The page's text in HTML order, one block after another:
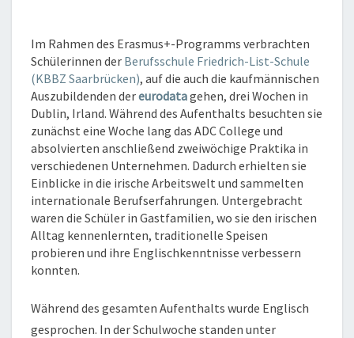
PROJEKT
IN
DUBLIN
TEIL
Im Rahmen des Erasmus+-Programms verbrachten
Schülerinnen der Berufsschule Friedrich-List-Schule
(KBBZ Saarbrücken), auf die auch die kaufmännischen
Auszubildenden dereurodatagehen, drei Wochen in
Dublin, Irland. Während des Aufenthalts besuchten sie
zunächst eine Woche lang das ADC College und
absolvierten anschließend zweiwöchige Praktika in
verschiedenen Unternehmen. Dadurch erhielten sie
Einblicke in die irische Arbeitswelt und sammelten
internationale Berufserfahrungen. Untergebracht
waren die Schüler in Gastfamilien, wo sie den irischen
Alltag kennenlernten, traditionelle Speisen
probieren und ihre Englischkenntnisse verbessern
konnten.
Während des gesamten Aufenthalts wurde Englisch
gesprochen. In der Schulwoche standen unter